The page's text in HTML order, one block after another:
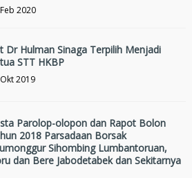
2020
Dr Hulman Sinaga Terpilih Menjadi
STT HKBP
2019
Parolop-olopon dan Rapot Bolon
2018 Parsadaan Borsak
Sihombing Lumbantoruan,
dan Bere Jabodetabek dan Sekitarnya